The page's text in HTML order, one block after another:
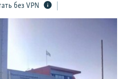
без VPN